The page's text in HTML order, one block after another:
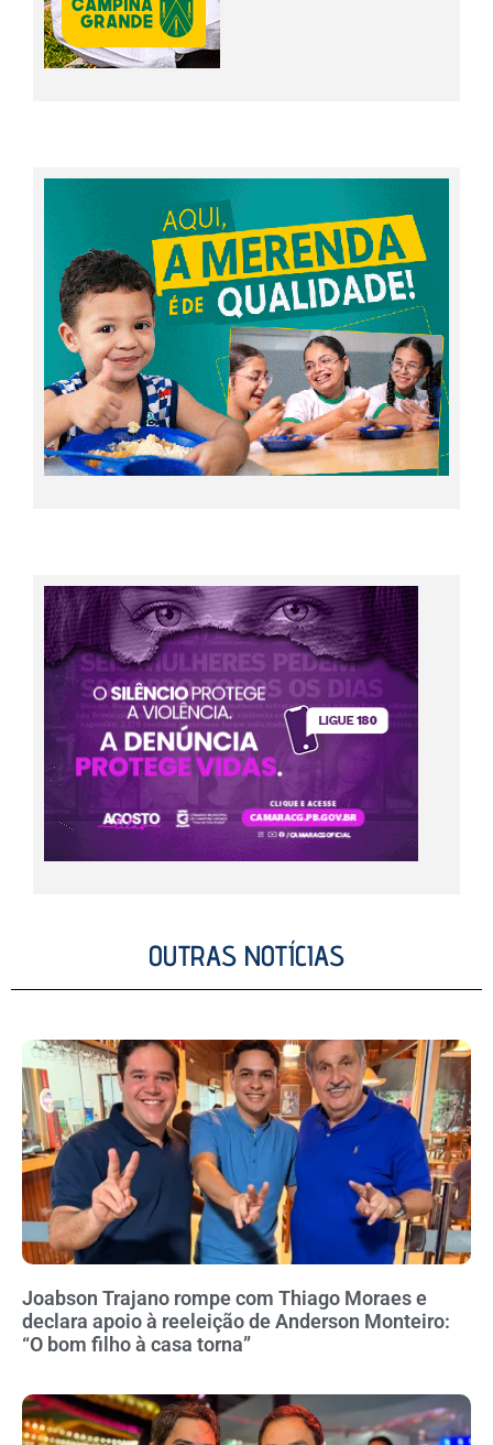
OUTRAS NOTÍCIAS
Joabson Trajano rompe com Thiago Moraes e
declara apoio à reeleição de Anderson Monteiro:
“O bom filho à casa torna”